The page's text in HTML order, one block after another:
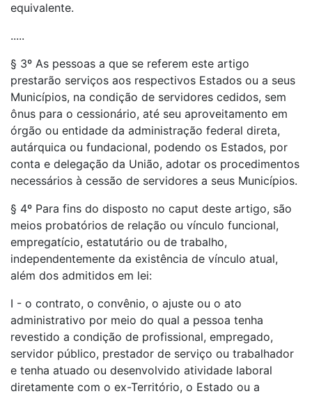
equivalente.
.....
§ 3º As pessoas a que se referem este artigo
prestarão serviços aos respectivos Estados ou a seus
Municípios, na condição de servidores cedidos, sem
ônus para o cessionário, até seu aproveitamento em
órgão ou entidade da administração federal direta,
autárquica ou fundacional, podendo os Estados, por
conta e delegação da União, adotar os procedimentos
necessários à cessão de servidores a seus Municípios.
§ 4º Para fins do disposto no caput deste artigo, são
meios probatórios de relação ou vínculo funcional,
empregatício, estatutário ou de trabalho,
independentemente da existência de vínculo atual,
além dos admitidos em lei:
I - o contrato, o convênio, o ajuste ou o ato
administrativo por meio do qual a pessoa tenha
revestido a condição de profissional, empregado,
servidor público, prestador de serviço ou trabalhador
e tenha atuado ou desenvolvido atividade laboral
diretamente com o ex-Território, o Estado ou a